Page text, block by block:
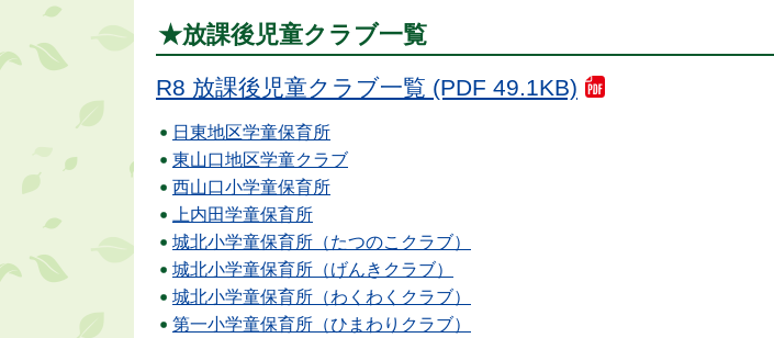
★放課後児童クラブ一覧
R8 放課後児童クラブ一覧 (PDF 49.1KB)
日東地区学童保育所
東山口地区学童クラブ
西山口小学童保育所
上内田学童保育所
城北小学童保育所（たつのこクラブ）
城北小学童保育所（げんきクラブ）
城北小学童保育所（わくわくクラブ）
第一小学童保育所（ひまわりクラブ）